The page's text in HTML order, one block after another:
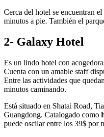
Cerca del hotel se encuentran
minutos a pie. También el
2- Galaxy Hotel
Es un lindo hotel con
Cuenta con un amable staff
Entre las actividades que
minutos caminando.
Está situado en Shatai Road,
Guangdong. Catalogado como
puede oscilar entre los 39$ por